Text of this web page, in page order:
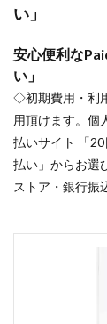
い」
安心便利な
い」
◇初期費用・利
用頂けます。個
払いサイト 「
払い」からお選
ストア・銀行